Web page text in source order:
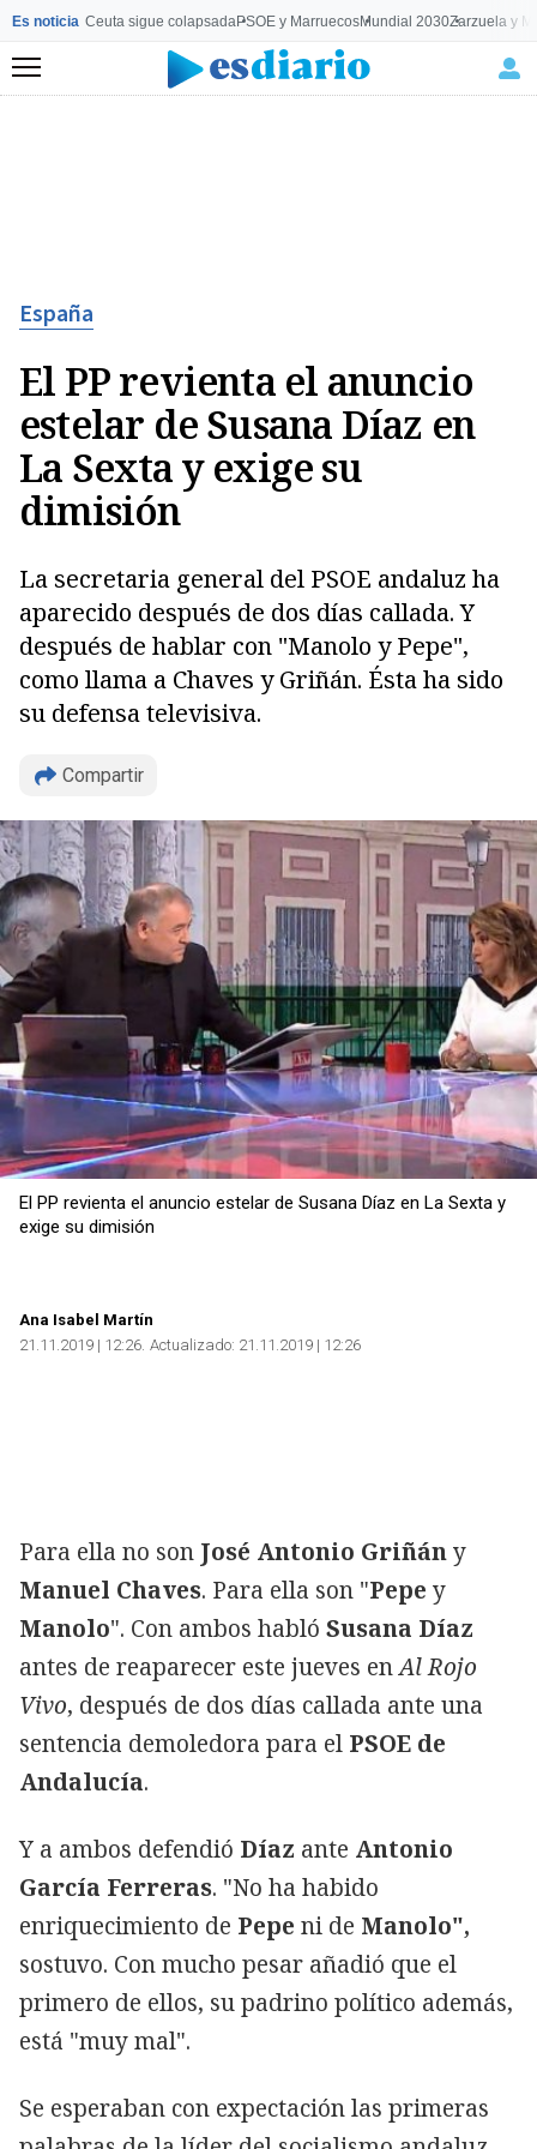
Es noticia Ceuta sigue colapsadaPSOE y MarruecosMundial 2030Zarzuela y
Menú
España
El PP revienta el anuncio
estelar de Susana Díaz en
La Sexta y exige su
dimisión
La secretaria general del PSOE andaluz ha
aparecido después de dos días callada. Y
después de hablar con "Manolo y Pepe",
como llama a Chaves y Griñán. Ésta ha sido
su defensa televisiva.
Compartir
Copiar
El PP revienta el anuncio estelar de Susana Díaz en La Sexta y
exige su dimisión
Ana Isabel Martín
21.11.2019 | 12:26 Actualizado: 21.11.2019 | 12:26
Para ella no son José Antonio Griñány
Manuel Chaves. Para ella son "Pepe y
Manolo". Con ambos habló Susana Díaz
antes de reaparecer este jueves enAl Rojo
Vivo, después de dos días callada ante una
sentencia demoledora para el PSOE de
Andalucía.
Y a ambos defendió Díaz ante Antonio
García Ferreras. "No ha habido
enriquecimiento de Pepe ni de Manolo",
sostuvo. Con mucho pesar añadió que el
primero de ellos, su padrino político además,
está "muy mal".
Se esperaban con expectación las primeras